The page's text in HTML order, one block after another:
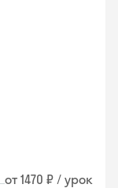
от 1470 ₽ / урок